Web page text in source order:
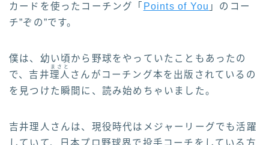
カードを使ったコーチング「 Points of You 」のコー
チ”ぞの”です。
僕は、幼い頃から野球をやっていたこともあったの
で、吉井理人
まさと
さんがコーチング本を出版されているの
を見つけた瞬間に、読み始めちゃいました。
吉井理人さんは、現役時代はメジャーリーグでも活躍
していて、日本プロ野球界で投手コーチをしている方